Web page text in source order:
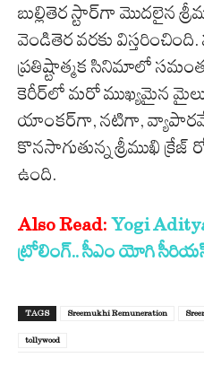
బుల్లితెర స్టార్‌గా మొదలైన
వెండితెర వరకు
ప్రతిష్టాత్మక సినిమాలో
కెరీర్‌లో మరో ముఖ్యమైన
యాంకర్‌గా, నటిగా,
కొనసాగుతున్న శ్రీముఖి క్రేజ్
ఉంది.
Also Read: Yogi
ట్రోలింగ్.. సీఎం యోగి
TAGS Sreemukhi Remuneration
tollywood